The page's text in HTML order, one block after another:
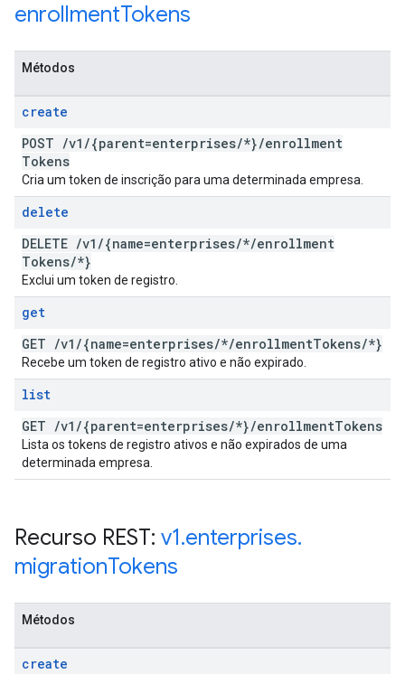
enrollmentTokens
Métodos
create
POST /v1 /{parent=enterprises/*}/enrollment
Tokens
Cria um token de inscrição para uma determinada empresa.
delete
DELETE /v1 /{name=enterprises/*/enrollment
Tokens/*}
Exclui um token de registro.
get
GET /v1 /{name=enterprises/*/enrollmentTokens/*}
Recebe um token de registro ativo e não expirado.
list
GET /v1 /{parent=enterprises/*}/enrollmentTokens
Lista os tokens de registro ativos e não expirados de uma
determinada empresa.
Recurso REST: v1.enterprises.
migrationTokens
Métodos
create